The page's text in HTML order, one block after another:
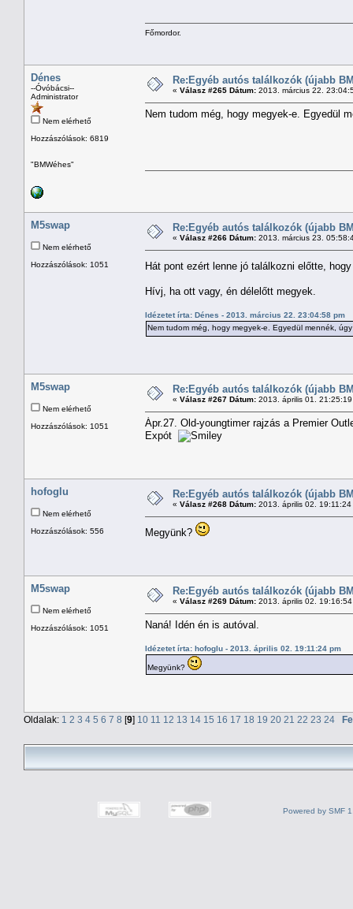
Főmordor.
Dénes
--Óvóbácsi--
Administrator
Nem elérhető
Hozzászólások: 6819
"BMWéhes"
Re:Egyéb autós találkozók (újabb
« Válasz #265 Dátum: 2013. március 22.
Nem tudom még, hogy megyek-e. Egyedül
M5swap
Nem elérhető
Hozzászólások: 1051
Re:Egyéb autós találkozók (újabb
« Válasz #266 Dátum: 2013. március 23.
Hát pont ezért lenne jó találkozni előtte,
Hívj, ha ott vagy, én délelőtt megyek.
Idézetet írta: Dénes - 2013. március 22. 23:04:58 pm
Nem tudom még, hogy megyek-e. Egyedül mennék,
M5swap
Nem elérhető
Hozzászólások: 1051
Re:Egyéb autós találkozók (újabb
« Válasz #267 Dátum: 2013. április 01.
Ápr.27. Old-youngtimer rajzás a Premier
Expót
hofoglu
Nem elérhető
Hozzászólások: 556
Re:Egyéb autós találkozók (újabb
« Válasz #268 Dátum: 2013. április 02. 19:11:24
Megyünk?
M5swap
Nem elérhető
Hozzászólások: 1051
Re:Egyéb autós találkozók (újabb
« Válasz #269 Dátum: 2013. április 02.
Naná! Idén én is autóval.
Idézetet írta: hofoglu - 2013. április 02. 19:11:24 pm
Megyünk?
Oldalak: 1 2 3 4 5 6 7 8 [9] 10 11 12 13 14 15 16 17 18 19 20 21 22 23 24
Powered by SMF